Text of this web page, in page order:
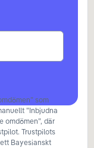
som
”Inbjudna
omdömen”, där
Trustpilots
Bayesianskt